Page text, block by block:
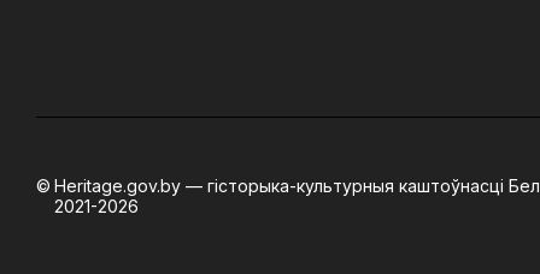
Heritage.gov.by — гісторыка-культурныя каштоўнасці
2021-2026